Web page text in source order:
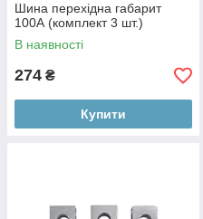
Шина перехідна габарит
100А (комплект 3 шт.)
В наявності
274 ₴
Купити